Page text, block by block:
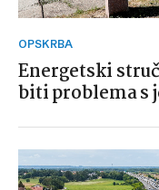
OPSKRBA
Energetski
biti problema s